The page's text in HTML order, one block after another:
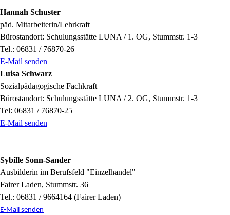
Hannah Schuster
päd. Mitarbeiterin/Lehrkraft
Bürostandort: Schulungsstätte LUNA / 1. OG, Stummstr. 1-3
Tel.: 06831 / 76870-26
E-Mail senden
Luisa Schwarz
Sozialpädagogische Fachkraft
Bürostandort: Schulungsstätte LUNA / 2. OG, Stummstr. 1-3
Tel: 06831 / 76870-25
E-Mail senden
Sybille Sonn-Sander
Ausbilderin im Berufsfeld "Einzelhandel"
Fairer Laden, Stummstr. 36
Tel.: 06831 / 9664164 (Fairer Laden)
E-Mail senden